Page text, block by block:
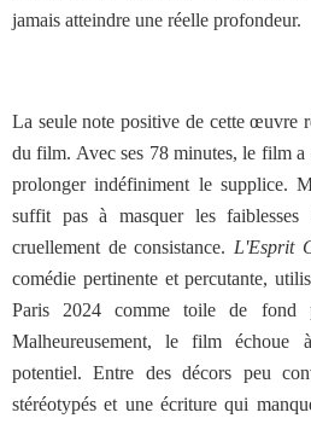
jamais atteindre une réelle profondeur.
La seule note positive de cette œuvre
du film. Avec ses 78 minutes, le film a
prolonger indéfiniment le supplice.
suffit pas à masquer les faiblesses
cruellement de consistance. L'Esprit
comédie pertinente et percutante,
Paris 2024 comme toile de fond
Malheureusement, le film échoue
potentiel. Entre des décors peu
stéréotypés et une écriture qui